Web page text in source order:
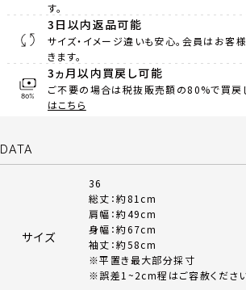
す。
3日以内返品可能
サイズ・イメージ違いも安心。会員はお客
きます。
3ヵ月以内買戻し可能
ご不要の場合は税抜販売額の80%で買戻
はこちら
DATA
サイズ
36
総丈：約81cm
肩幅：約49cm
身幅：約67cm
袖丈：約58cm
※平置き最大部分採寸
※誤差1~2cm程はご容赦くださ